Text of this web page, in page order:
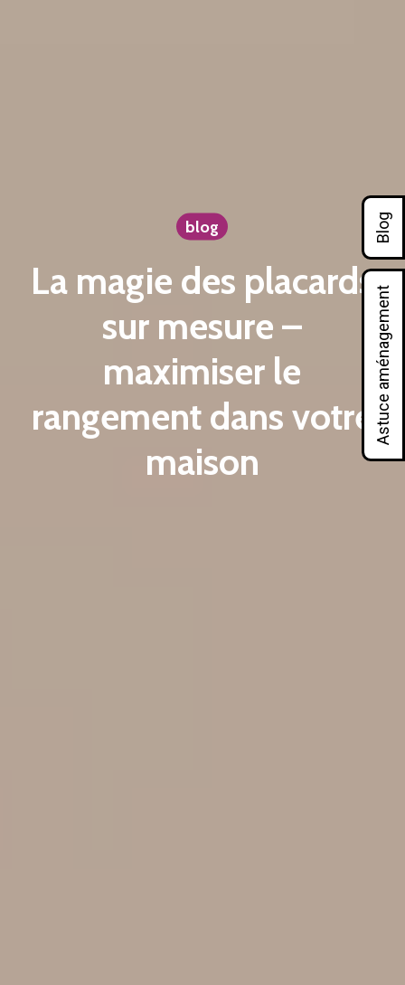
Astuce aménagement
Blog
blog
La magie des placards
sur mesure –
maximiser le
rangement dans votre
maison